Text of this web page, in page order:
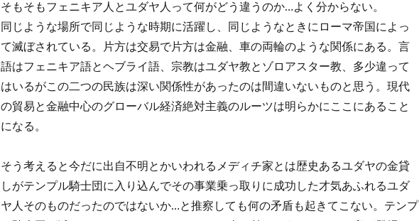
そもそもフェニキア人とユダヤ人って何がどう違うのか…よく分からない。
同じような場所で同じような時期に活躍し、同じようなときにローマ帝国によっ
て滅ぼされている。片方は交易で片方は金融、車の両輪のような関係にある。言
語はフェニキア語とヘブライ語、宗教はユダヤ教とゾロアスター教、多少違って
はいるがこの二つの民族は深い関係性があったのは間違いないものと思う。現代
の貿易と金融中心のグローバル経済絶対主義のルーツは明らかにここにあること
になる。
そう考えると今だに出自不明とかいわれるメディチ家とは歴史あるユダヤの金貸
しがテンプル騎士団に入り込んでその事業乗っ取りに成功した才気あふれるユダ
ヤ人そのものだったのではないか…と推察しても何の矛盾も起きてこない。テンプ